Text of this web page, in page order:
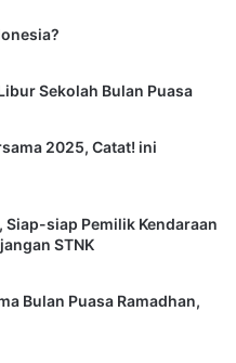
Sekolah Bulan Puasa
2025, Catat! ini
siap Pemilik Kendaraan
STNK
Bulan Puasa Ramadhan,